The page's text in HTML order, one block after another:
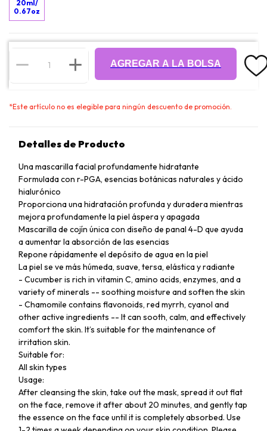
20ml/
0.67oz
AGREGAR A LA BOLSA
*Este artículo no es elegible para ningún descuento de promoción.
Detalles de Producto
Una mascarilla facial profundamente hidratante
Formulada con r-PGA, esencias botánicas naturales y ácido
hialurónico
Proporciona una hidratación profunda y duradera mientras
mejora profundamente la piel áspera y apagada
Mascarilla de cojín única con diseño de panal 4-D que ayuda
a aumentar la absorción de las esencias
Repone rápidamente el depósito de agua en la piel
La piel se ve más húmeda, suave, tersa, elástica y radiante
- Cucumber is rich in vitamin C, amino acids, enzymes, and a
variety of minerals -- soothing moisture and soften the skin
- Chamomile contains flavonoids, red myrrh, cyanol and
other active ingredients -- It can sooth, calm, and effectively
comfort the skin. It’s suitable for the maintenance of
irritation skin.
Suitable for:
All skin types
Usage:
After cleansing the skin, take out the mask, spread it out flat
on the face, remove it after about 20 minutes, and gently tap
the essence on the face until it is completely absorbed. Use